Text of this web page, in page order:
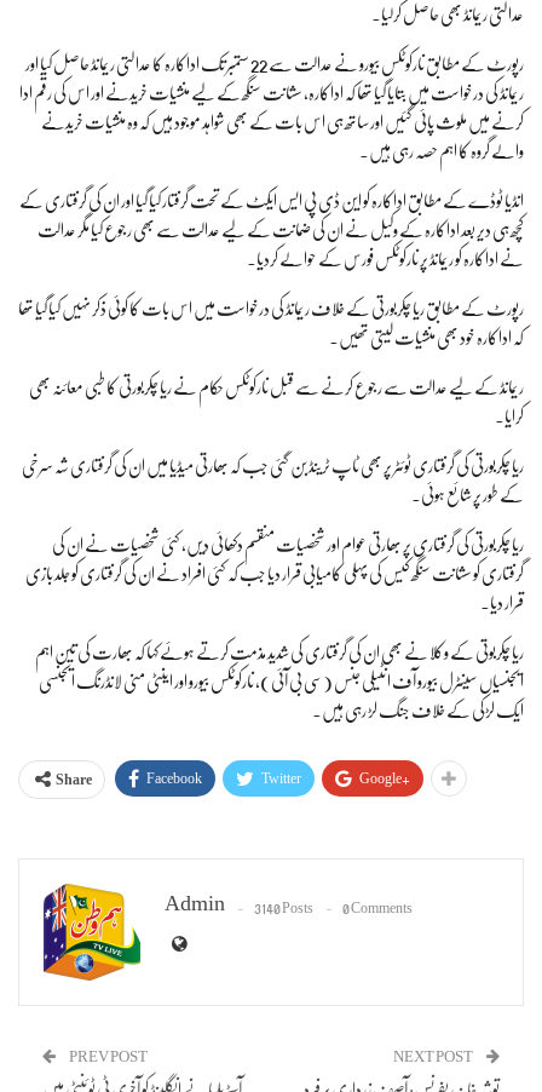
عدالتی ریمانڈ بھی حاصل کرلیا۔
رپورٹ کے مطابق نارکوٹکس بیورو نے عدالت سے 22 ستمبر تک اداکارہ کا عدالتی ریمانڈ حاصل کیا اور
ریمانڈ کی درخواست میں بتایا گیا تھا کہ اداکارہ، سشانت سنگھ کے لیے منشیات خریدنے اور اس کی رقم ادا
کرنے میں ملوث پائی گئیں اور ساتھ ہی اس بات کے بھی شواہد موجود ہیں کہ وہ منشیات خریدنے
والے گروہ کا اہم حصہ رہی ہیں۔
انڈیا ٹوڈے کے مطابق اداکارہ کو این ڈی پی ایس ایکٹ کے تحت گرفتار کیا گیا اور ان کی گرفتاری کے
کچھ ہی دیر بعد اداکارہ کے وکیل نے ان کی ضمانت کے لیے عدالت سے بھی رجوع کیا مگر عدالت
نے اداکارہ کو ریمانڈ پر نارکوٹکس فورس کے حوالے کردیا۔
رپورٹ کے مطابق ریا چکربورتی کے خلاف ریمانڈ کی درخواست میں اس بات کا کوئی ذکر نہیں کیا گیا تھا
کہ اداکارہ خود بھی منشیات لیتی تھیں۔
ریمانڈ کے لیے عدالت سے رجوع کرنے سے قبل نارکوٹکس حکام نے ریا چکربورتی کا طبی معائنہ بھی
کرایا۔
ریا چکربورتی کی گرفتاری ٹوئٹر پر بھی ٹاپ ٹرینڈ بن گئی جب کہ بھارتی میڈیا میں ان کی گرفتاری شہ سرخی
کے طور پر شائع ہوئی۔
ریا چکربورتی کی گرفتاری پر بھارتی عوام اور شخصیات منقسم دکھائی دیں، کئی شخصیات نے ان کی
گرفتاری کو سشانت سنگھ کیس کی پہلی کامیابی قرار دیا جب کہ کئی افراد نے ان کی گرفتاری کو جلد بازی
قرار دیا۔
ریا چکربوتی کے وکلا نے بھی ان کی گرفتاری کی شدید مذمت کرتے ہوئے کہا کہ بھارت کی تین اہم
ایجنسیاں سینٹرل بیورو آف انٹیلی جنس (سی بی آئی)، نارکوٹکس بیورو اور اینٹی منی لانڈرنگ ایجنسی
ایک لڑکی کے خلاف جنگ لڑ رہی ہیں۔
Share Facebook Twitter Google+
Admin 3140 Posts 0 Comments
PREV POST NEXT POST